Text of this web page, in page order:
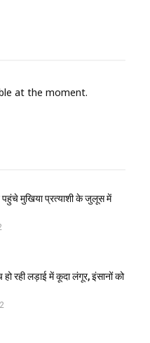
at the moment.
मुखिया प्रत्याशी के जुलूस में
हो रही लड़ाई में कूदा लंगूर, इंसानों को